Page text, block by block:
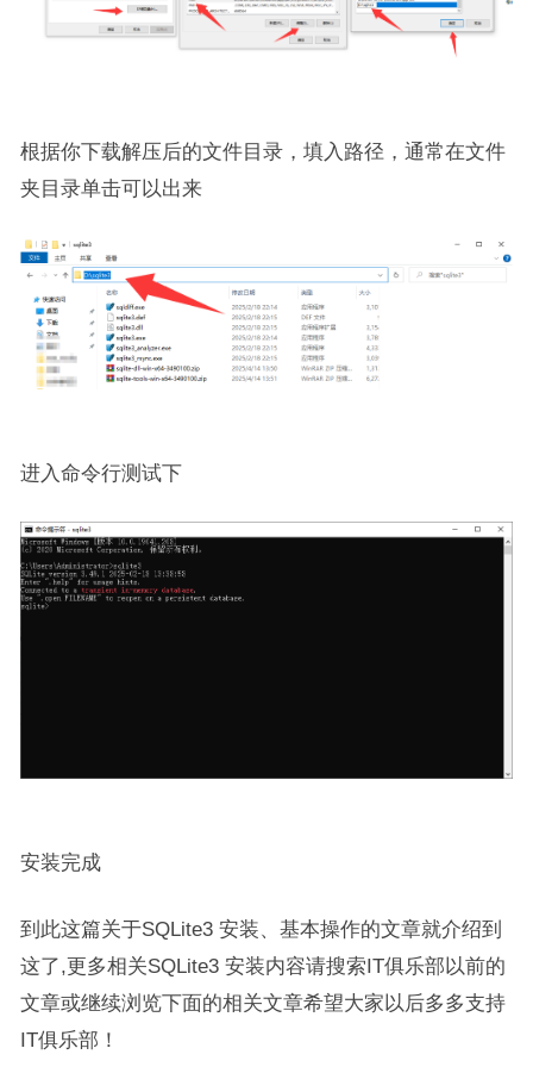
根据你下载解压后的文件目录，填入路径，通常在文件
夹目录单击可以出来
进入命令行测试下
安装完成
到此这篇关于SQLite3 安装、基本操作的文章就介绍到
这了,更多相关SQLite3 安装内容请搜索IT俱乐部以前的
文章或继续浏览下面的相关文章希望大家以后多多支持
IT俱乐部！